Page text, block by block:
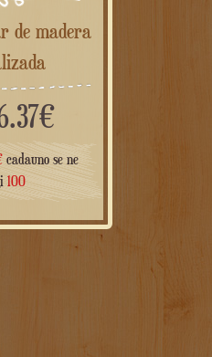
€
cadauno se ne
100